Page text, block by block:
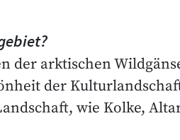
der arktischen
der
wie Kolke,